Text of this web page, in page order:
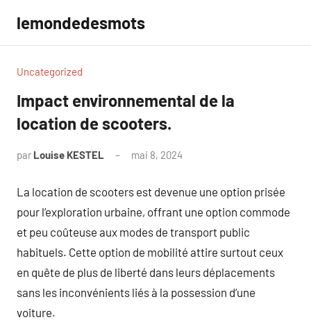
contenu
lemondedesmots
Uncategorized
Impact environnemental de la
location de scooters.
par Louise KESTEL mai 8, 2024
La location de scooters est devenue une option prisée
pour l’exploration urbaine, offrant une option commode
et peu coûteuse aux modes de transport public
habituels. Cette option de mobilité attire surtout ceux
en quête de plus de liberté dans leurs déplacements
sans les inconvénients liés à la possession d’une
voiture.